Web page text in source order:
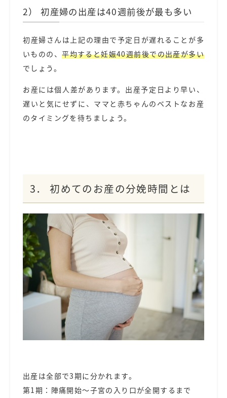
2） 初産婦の出産は40週前後が最も多い
初産婦さんは上記の理由で予定日が遅れることが多
いものの、平均すると妊娠40週前後での出産が多い
でしょう。
お産には個人差があります。出産予定日より早い、
遅いと気にせずに、ママと赤ちゃんのベストなお産
のタイミングを待ちましょう。
3． 初めてのお産の分娩時間とは
出産は全部で3期に分かれます。
第1期：陣痛開始～子宮の入り口が全開するまで